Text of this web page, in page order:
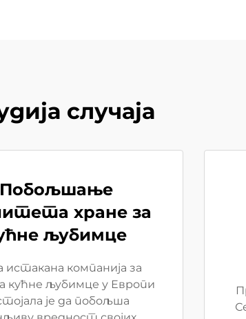
случаја
Побољшање
хране за
љубимце
истакана компанија за
кућне љубимце у Европи
је да побољша